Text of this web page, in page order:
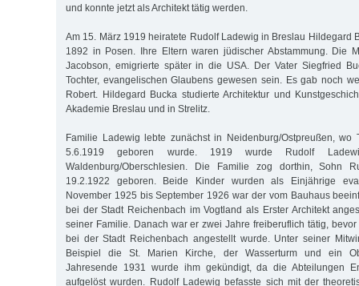
und konnte jetzt als Architekt tätig werden.
Am 15. März 1919 heiratete Rudolf Ladewig in Breslau Hildegard
1892 in Posen. Ihre Eltern waren jüdischer Abstammung. Die
Jacobson, emigrierte später in die USA. Der Vater Siegfried
Tochter, evangelischen Glaubens gewesen sein. Es gab noch
Robert. Hildegard Bucka studierte Architektur und
Akademie Breslau und in Strelitz.
Familie Ladewig lebte zunächst in Neidenburg/Ostpreußen, wo
5.6.1919 geboren wurde. 1919 wurde Rudolf
Waldenburg/Oberschlesien. Die Familie zog dorthin, Sohn
19.2.1922 geboren. Beide Kinder wurden als Einjährige
November 1925 bis September 1926 war der vom Bauhaus
bei der Stadt Reichenbach im Vogtland als Erster Architekt
seiner Familie. Danach war er zwei Jahre freiberuflich tätig,
bei der Stadt Reichenbach angestellt wurde. Unter seiner
Beispiel die St. Marien Kirche, der Wasserturm und ein
Jahresende 1931 wurde ihm gekündigt, da die Abteilungen
aufgelöst wurden. Rudolf Ladewig befasste sich mit der